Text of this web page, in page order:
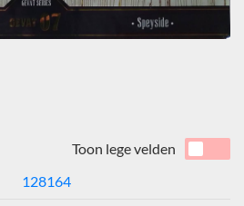
Toon lege velden
128164